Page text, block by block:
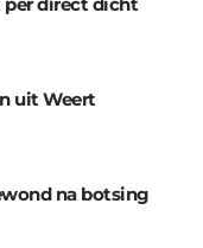
uit Weert
na botsing